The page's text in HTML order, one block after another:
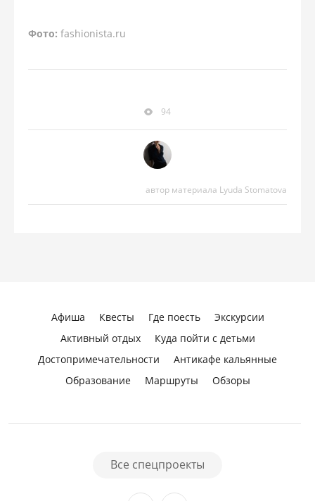
Фото:fashionista.ru
94
автор материала Lyuda Stomatova
Афиша Квесты Где поесть
Экскурсии
Активный отдых
Куда пойти с детьми
Достопримечательности
Антикафе кальянные
Образование
Маршруты Обзоры
Все спецпроекты